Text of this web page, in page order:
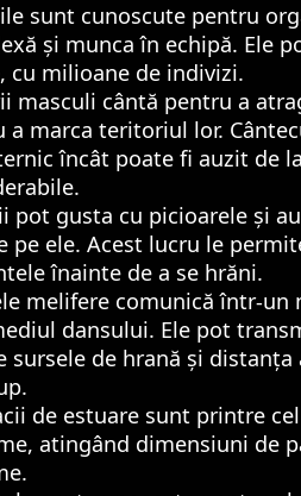
sunt cunoscute pentru
și munca în echipă. Ele
cu milioane de indivizi.
masculi cântă pentru a
a marca teritoriul lor.
încât poate fi auzit de
pot gusta cu picioarele și
pe ele. Acest lucru le
înainte de a se hrăni.
melifere comunică într-un
dansului. Ele pot
sursele de hrană și
de estuare sunt printre
atingând dimensiuni de